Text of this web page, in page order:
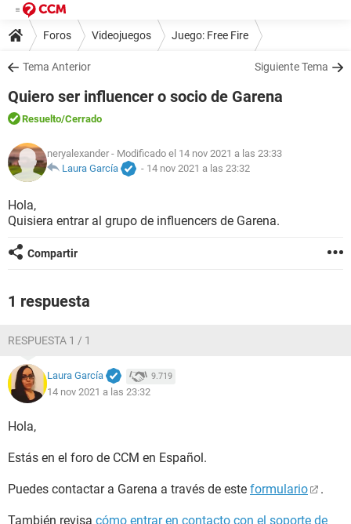
Foros Videojuegos Juego: Free Fire
Tema Anterior Siguiente Tema
Quiero ser influencer o socio de Garena
Resuelto/Cerrado
neryalexander - Modificado el 14 nov 2021 a las 23:33
Laura García
- 14 nov 2021 a las 23:32
Hola,
Quisiera entrar al grupo de influencers de Garena.
Compartir
1 respuesta
RESPUESTA 1 / 1
Laura García 9.719
14 nov 2021 a las 23:32
Hola,
Estás en el foro de CCM en Español.
Puedes contactar a Garena a través de este formulario .
También revisa cómo entrar en contacto con el soporte de